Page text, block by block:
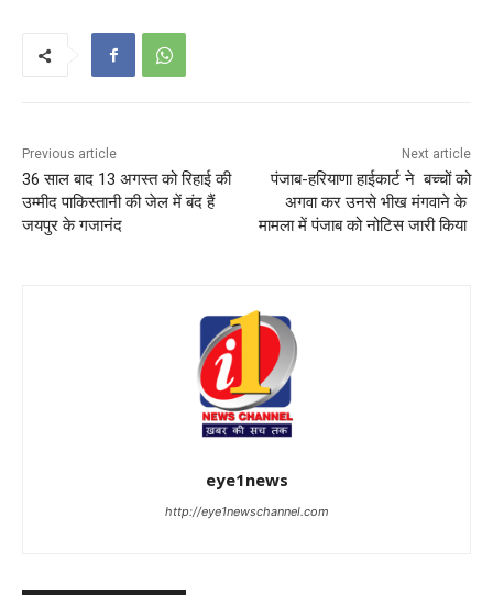
Previous article
36 साल बाद 13 अगस्त को रिहाई की
उम्मीद पाकिस्तानी की जेल में बंद हैं
जयपुर के गजानंद
Next article
पंजाब-हरियाणा हाईकार्ट ने बच्चों को
अगवा कर उनसे भीख मंगवाने के
मामला में पंजाब को नोटिस जारी किया
eye1news
http://eye1newschannel.com